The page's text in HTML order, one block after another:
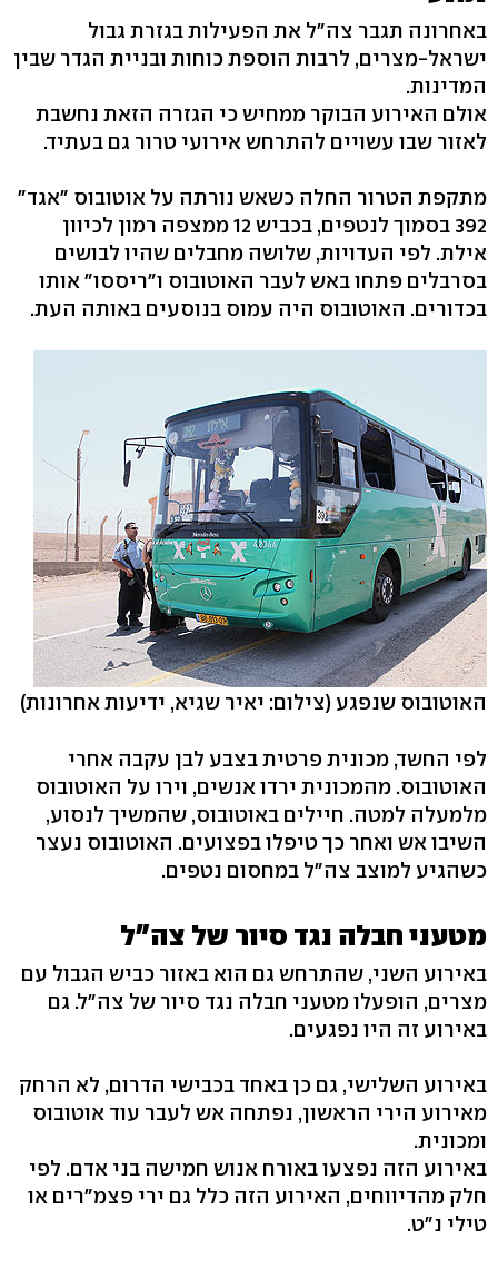
באחרונה תגבר צה"ל את הפעילות בגזרת גבול
ישראל-מצרים, לרבות הוספת כוחות ובניית הגדר שבין
המדינות.
אולם האירוע הבוקר ממחיש כי הגזרה הזאת נחשבת
לאזור שבו עשויים להתרחש אירועי טרור גם בעתיד.
מתקפת הטרור החלה כשאש נורתה על אוטובוס "אגד"
392 בסמוך לנטפים, בכביש 12 ממצפה רמון לכיוון
אילת. לפי העדויות, שלושה מחבלים שהיו לבושים
בסרבלים פתחו באש לעבר האוטובוס ו"ריססו" אותו
בכדורים. האוטובוס היה עמוס בנוסעים באותה העת.
האוטובוס שנפגע (צילום: יאיר שגיא, ידיעות אחרונות)
לפי החשד, מכונית פרטית בצבע לבן עקבה אחרי
האוטובוס. מהמכונית ירדו אנשים, וירו על האוטובוס
מלמעלה למטה. חיילים באוטובוס, שהמשיך לנסוע,
השיבו אש ואחר כך טיפלו בפצועים. האוטובוס נעצר
כשהגיע למוצב צה"ל במחסום נטפים.
מטעני חבלה נגד סיור של צה"ל
באירוע השני, שהתרחש גם הוא באזור כביש הגבול עם
מצרים, הופעלו מטעני חבלה נגד סיור של צה"ל. גם
באירוע זה היו נפגעים.
באירוע השלישי, גם כן באחד בכבישי הדרום, לא הרחק
מאירוע הירי הראשון, נפתחה אש לעבר עוד אוטובוס
ומכונית.
באירוע הזה נפצעו באורח אנוש חמישה בני אדם. לפי
חלק מהדיווחים, האירוע הזה כלל גם ירי פצמ"רים או
טילי נ"ט.